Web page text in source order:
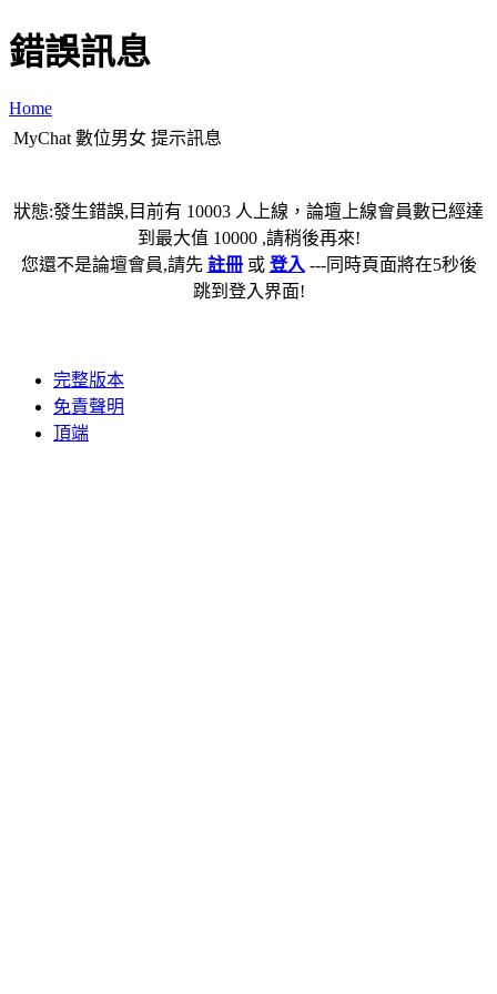
錯誤訊息
Home
MyChat 數位男女 提示訊息
狀態:發生錯誤,目前有 10003 人上線，論壇上線會員數已經達
到最大值 10000 ,請稍後再來!
您還不是論壇會員,請先 註冊或 登入 ---同時頁面將在5秒後
跳到登入界面!
完整版本
免責聲明
頂端